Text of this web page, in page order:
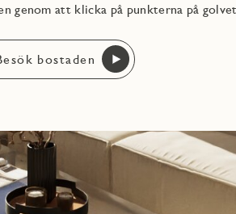
genom att klicka på punkterna på
bostaden